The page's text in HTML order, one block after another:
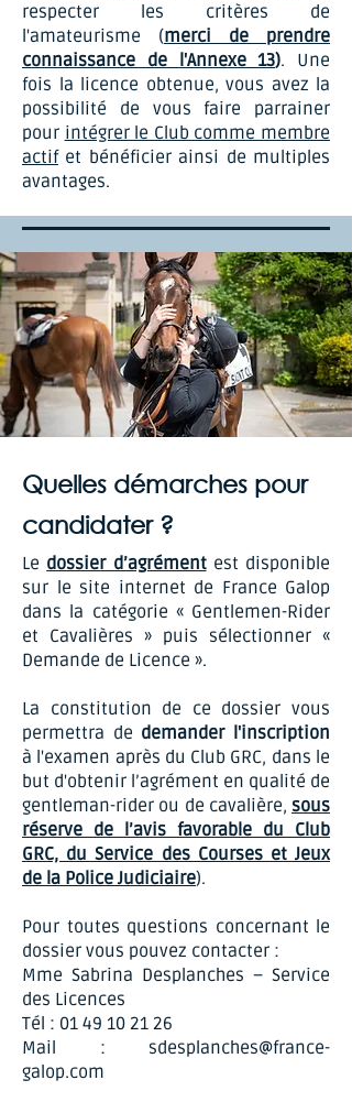
respecter les critères de
l'amateurisme (merci de prendre
connaissance de l'Annexe 13). Une
fois la licence obtenue, vous avez la
possibilité de vous faire parrainer
pour intégrer le Club comme membre
actifet bénéficier ainsi de multiples
avantages.
Quelles démarches pour
candidater ?
Le dossier d’agrément est disponible
sur le site internet de France Galop
dans la catégorie « Gentlemen-Rider
et Cavalières » puis sélectionner «
Demande de Licence ».
La constitution de ce dossier vous
permettra de demander l'inscription
à l'examen après du Club GRC, dans le
but d'obtenir l’agrément en qualité de
gentleman-rider ou de cavalière, sous
réserve de l’avis favorable du Club
GRC, du Service des Courses et Jeux
de la Police Judiciaire).
Pour toutes questions concernant le
dossier vous pouvez contacter :
Mme Sabrina Desplanches – Service
des Licences
Tél : 01 49 10 21 26
Mail : sdesplanches@france-
galop.com